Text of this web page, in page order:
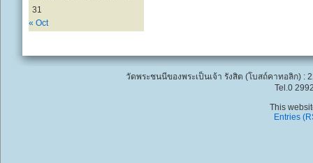
31
« Oct
วัดพระชนนีของพระเป็นเจ้า รังสิต (โบสถ์คาทอลิก)
Tel.0
This
Entries